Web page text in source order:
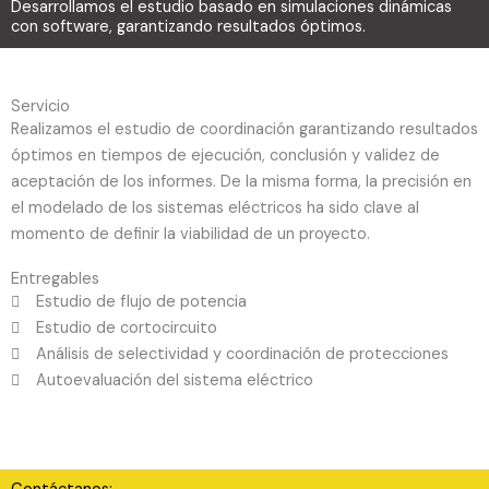
Desarrollamos el estudio basado en simulaciones dinámicas
con software, garantizando resultados óptimos.
Servicio
Realizamos el estudio de coordinación garantizando resultados
óptimos en tiempos de ejecución, conclusión y validez de
aceptación de los informes. De la misma forma, la precisión en
el modelado de los sistemas eléctricos ha sido clave al
momento de definir la viabilidad de un proyecto.
Entregables
Estudio de flujo de potencia
Estudio de cortocircuito
Análisis de selectividad y coordinación de protecciones
Autoevaluación del sistema eléctrico